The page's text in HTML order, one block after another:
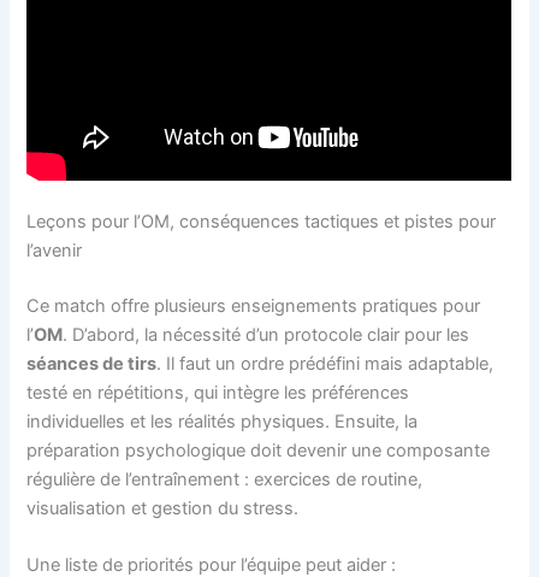
Leçons pour l’OM, conséquences tactiques et pistes pour
l’avenir
Ce match offre plusieurs enseignements pratiques pour
l’OM. D’abord, la nécessité d’un protocole clair pour les
séances de tirs. Il faut un ordre prédéfini mais adaptable,
testé en répétitions, qui intègre les préférences
individuelles et les réalités physiques. Ensuite, la
préparation psychologique doit devenir une composante
régulière de l’entraînement : exercices de routine,
visualisation et gestion du stress.
Une liste de priorités pour l’équipe peut aider :